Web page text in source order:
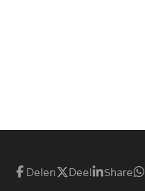
Delen Deel Share